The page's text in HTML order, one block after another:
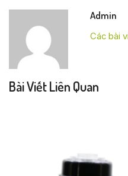
Admin
Các bài
Bài Viết Liên Quan